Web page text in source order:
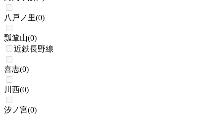
八戸ノ里(0)
瓢箪山(0)
近鉄長野線
喜志(0)
川西(0)
汐ノ宮(0)